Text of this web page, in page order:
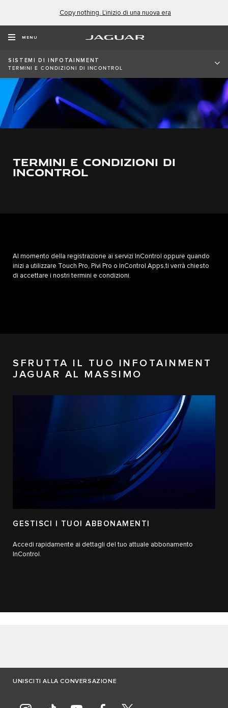
Copy nothing. L'inizio di una nuova era
MENU
​​​SISTEMI DI INFOTAINMENT
TERMINI E CONDIZIONI DI INCONTROL
TERMINI E CONDIZIONI DI
INCONTROL
Al momento della registrazione ai servizi InControl oppure quando
inizi a utilizzare Touch Pro, Pivi Pro o InControl Apps,ti verrà chiesto
di accettare i nostri termini e condizioni.
SFRUTTA IL TUO INFOTAINMENT
JAGUAR AL MASSIMO
GESTISCI I TUOI ABBONAMENTI
Accedi rapidamente ai dettagli del tuo attuale abbonamento
InControl.
UNISCITI ALLA CONVERSAZIONE